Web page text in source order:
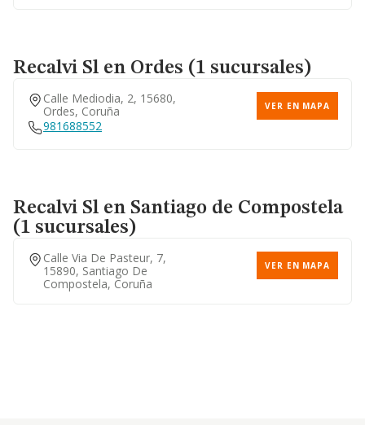
Recalvi Sl en Ordes (1 sucursales)
Calle Mediodia, 2, 15680,
Ordes, Coruña
VER EN MAPA
981688552
Recalvi Sl en Santiago de Compostela
(1 sucursales)
Calle Via De Pasteur, 7,
15890, Santiago De
Compostela, Coruña
VER EN MAPA